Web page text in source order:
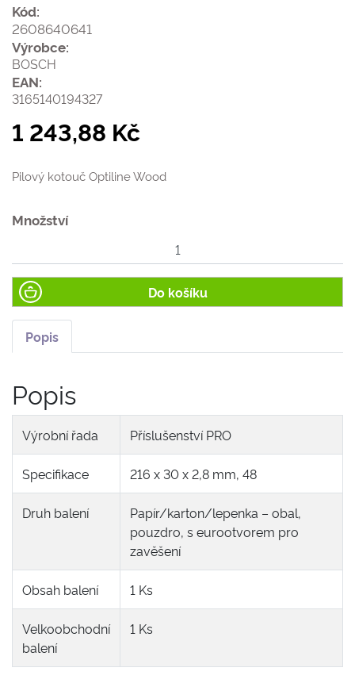
Kód:
2608640641
Výrobce:
BOSCH
EAN:
3165140194327
1 243,88 Kč
Pilový kotouč Optiline Wood
Množství
Do košíku
Popis
Popis
Výrobní řada Příslušenství PRO
Specifikace 216 x 30 x 2,8 mm, 48
Druh balení
Papír/karton/lepenka – obal,
pouzdro, s eurootvorem pro
zavěšení
Obsah balení 1 Ks
Velkoobchodní
balení
1 Ks